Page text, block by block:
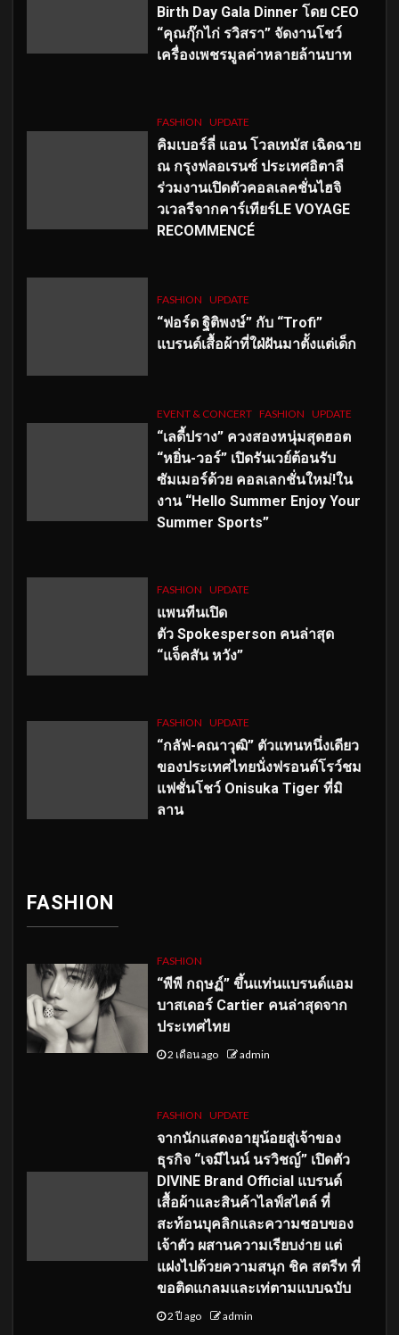
Birth Day Gala Dinner โดย CEO
“คุณกุ๊กไก่ รวิสรา” จัดงานโชว์
เครื่องเพชรมูลค่าหลายล้านบาท
FASHION UPDATE
คิมเบอร์ลี่ แอน โวลเทมัส เฉิดฉาย
ณ กรุงฟลอเรนซ์ ประเทศอิตาลี
ร่วมงานเปิดตัวคอลเลคชั่นไฮจิ
วเวลรีจากคาร์เทียร์LE VOYAGE
RECOMMENCÉ
FASHION UPDATE
“ฟอร์ด ฐิติพงษ์” กับ “Trofi”
แบรนด์เสื้อผ้าที่ใฝ่ฝันมาตั้งแต่เด็ก
EVENT & CONCERT FASHION UPDATE
“เลดี้ปราง” ควงสองหนุ่มสุดฮอต
“หยิ่น-วอร์” เปิดรันเวย์ต้อนรับ
ซัมเมอร์ด้วย คอลเลกชั่นใหม่!ใน
งาน “Hello Summer Enjoy Your
Summer Sports”
FASHION UPDATE
แพนทีนเปิด
ตัว Spokesperson คนล่าสุด
“แจ็คสัน หวัง”
FASHION UPDATE
“กลัฟ-คณาวุฒิ” ตัวแทนหนึ่งเดียว
ของประเทศไทยนั่งฟรอนต์โรว์ชม
แฟชั่นโชว์ Onisuka Tiger ที่มิ
ลาน
FASHION
FASHION
“พีพี กฤษฏ์” ขึ้นแท่นแบรนด์แอม
บาสเดอร์ Cartier คนล่าสุดจาก
ประเทศไทย
2 เดือน ago admin
FASHION UPDATE
จากนักแสดงอายุน้อยสู่เจ้าของ
ธุรกิจ “เจมีไนน์ นรวิชญ์” เปิดตัว
DIVINE Brand Official แบรนด์
เสื้อผ้าและสินค้าไลฟ์สไตล์ ที่
สะท้อนบุคลิกและความชอบของ
เจ้าตัว ผสานความเรียบง่าย แต่
แฝงไปด้วยความสนุก ชิค สตรีท ที่
ขอติดแกลมและเท่ตามแบบฉบับ
2 ปี ago admin